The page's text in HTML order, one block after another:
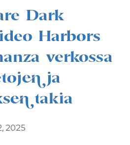
Dark
Harbors
verkossa
ja
takia
2025